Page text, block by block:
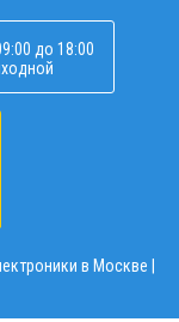
до 18:00
в Москве |